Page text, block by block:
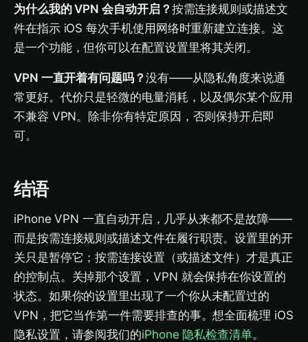
为什么我的 VPN 会自动开启？ 按需连接规则或描述文
件在指示 iOS 每次手机使用网络时重新建立连接。这
是一个功能，但你可以在配置设置里将其关闭。
VPN 一直开着有问题吗？ 没有——从隐私角度来说通
常更好。代价只是轻微的电量消耗，以及偶尔某个应用
不兼容 VPN。除非你有特定原因，否则保持开启即
可。
结语
iPhone VPN 一直自动开启，几乎从来都不是故障——
而是按需连接规则或描述文件在履行职责。设置里的开
关只是暂停它；按需连接设置（或描述文件）才是真正
的控制点。关掉那个设置，VPN 就会保持在你设置的
状态。如果你的设置里出现了一个你从未配置过的
VPN，把它当作第一件需要排查的事。想全面梳理 iOS
隐私设置，请参阅我们的iPhone 隐私检查清单。